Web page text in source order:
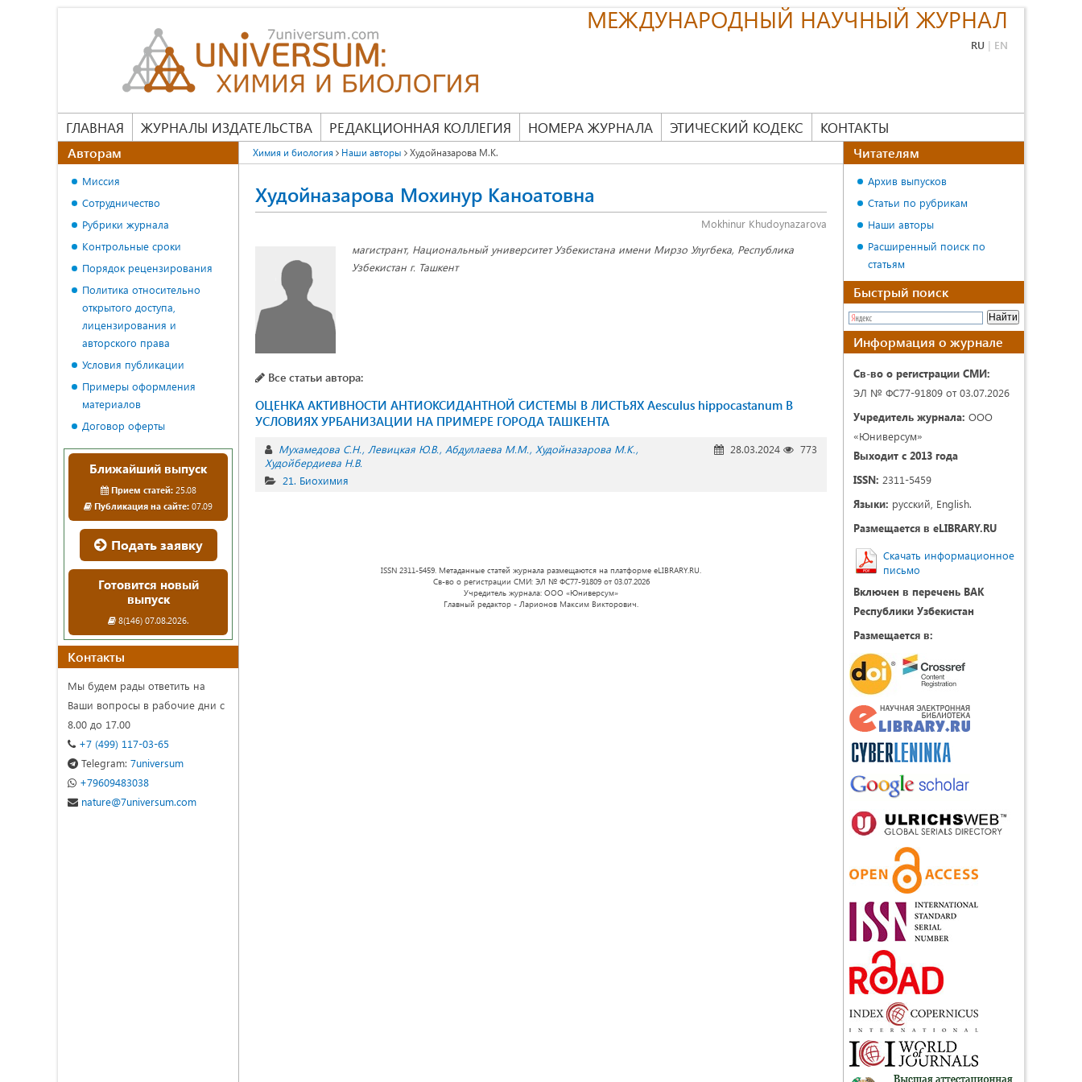
МЕЖДУНАРОДНЫЙ НАУЧНЫЙ ЖУРНАЛ
RU | EN
ГЛАВНАЯ ЖУРНАЛЫ ИЗДАТЕЛЬСТВА РЕДАКЦИОННАЯ КОЛЛЕГИЯ НОМЕРА ЖУРНАЛА ЭТИЧЕСКИЙ КОДЕКС КОНТАКТЫ
Химия и биология Наши авторы Худойназарова М.K.
Худойназарова Мохинур Kаноатовна
Mokhinur Khudoynazarova
магистрант, Национальный университет Узбекистана имени Мирзо Улугбека, Республика
Узбекистан г. Ташкент
Все статьи автора:
ОЦЕНКА АКТИВНОСТИ АНТИОКСИДАНТНОЙ СИСТЕМЫ В ЛИСТЬЯХ Aesculus hippocastanum В
УСЛОВИЯХ УРБАНИЗАЦИИ НА ПРИМЕРЕ ГОРОДА ТАШКЕНТА
Мухамедова С.Н. Левицкая Ю.В. Абдуллаева М.М. Худойназарова М.K.
Худойбердиева Н.В.
28.03.2024 773
21. Биохимия
ISSN 2311-5459. Метаданные статей журнала размещаются на платформе eLIBRARY.RU.
Св-во о регистрации СМИ: ЭЛ № ФС77-91809 от 03.07.2026
Учредитель журнала: ООО «Юниверсум»
Главный редактор - Ларионов Максим Викторович.
Авторам
Миссия
Сотрудничество
Рубрики журнала
Контрольные сроки
Порядок рецензирования
Политика относительно
открытого доступа,
лицензирования и
авторского права
Условия публикации
Примеры оформления
материалов
Договор оферты
Ближайший выпуск
Прием статей:25.08
Публикация на сайте: 07.09
Подать заявку
Готовится новый
выпуск
8(146) 07.08.2026.
Контакты
Мы будем рады ответить на
Ваши вопросы в рабочие дни с
8.00 до 17.00
+7 (499) 117-03-65
Telegram: 7universum
+79609483038
nature@7universum.com
Читателям
Архив выпусков
Статьи по рубрикам
Наши авторы
Расширенный поиск по
статьям
Быстрый поиск
Информация о журнале
Св-во о регистрации СМИ:
ЭЛ № ФС77-91809 от 03.07.2026
Учредитель журнала: ООО
«Юниверсум»
Выходит с 2013 года
ISSN: 2311-5459
Языки: русский, English.
Размещается в eLIBRARY.RU
Скачать информационное
письмо
Включен в перечень ВАК
Республики Узбекистан
Размещается в: